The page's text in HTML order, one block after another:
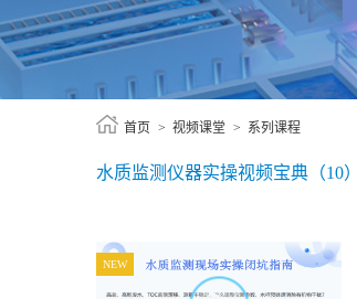
首页 视频课堂 系列课程
水质监测仪器实操视频宝典（10）
NEW